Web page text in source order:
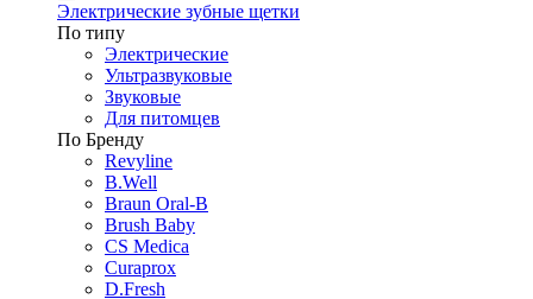
Электрические зубные щетки
По типу
Электрические
Ультразвуковые
Звуковые
Для питомцев
По Бренду
Revyline
B.Well
Braun Oral-B
Brush Baby
CS Medica
Curaprox
D.Fresh